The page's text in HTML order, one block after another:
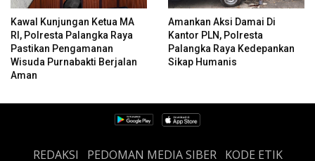
Kawal Kunjungan Ketua MA
RI, Polresta Palangka Raya
Pastikan Pengamanan
Wisuda Purnabakti Berjalan
Aman
Amankan Aksi Damai Di
Kantor PLN, Polresta
Palangka Raya Kedepankan
Sikap Humanis
REDAKSI PEDOMAN MEDIA SIBER KODE ETIK